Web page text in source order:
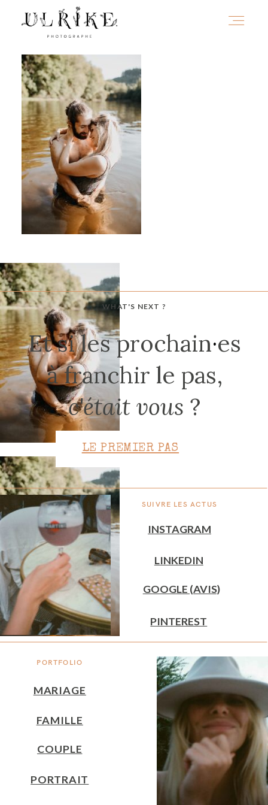
WHAT'S NEXT ?
PORTFOLIO
SUIVRE LES ACTUS
Et si les prochain·es
à franchir le pas,
c'était vous ?
MARIAGE
INSTAGRAM
GOOGLE (AVIS)
FAMILLE
PINTEREST
COUPLE
LINKEDIN
PORTRAIT
LE PREMIER PAS
HOME
A PROPOS
PORTFOLIO
INFOS
JOURNAL
CONTACT